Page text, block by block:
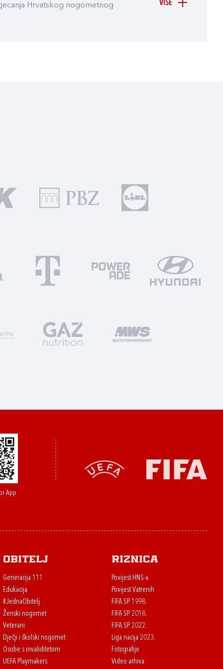
VIŠE
Hrvatskog nogometnog
App
Obitelj
Generacija 111
Edukacija
#JednaObitelj
Ženski nogomet
Veterani
Dječji i školski nogomet
Osobe s invaliditetom
UEFA Playmakers
Riznica
Povijest HNS-a
Povijest Vatrenih
FIFA SP 1998.
FIFA SP 2018.
FIFA SP 2022.
Liga nacija 2023.
Fotografije
Video arhiva